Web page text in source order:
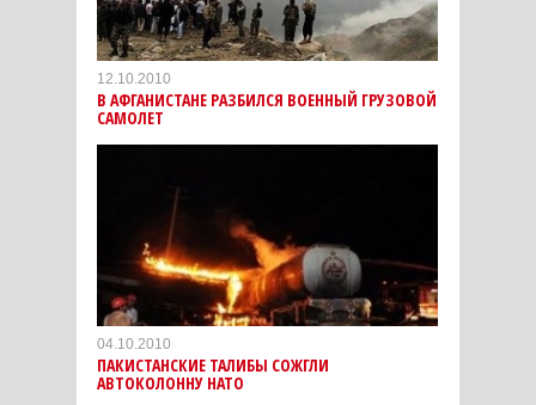
12.10.2010
В АФГАНИСТАНЕ РАЗБИЛСЯ ВОЕННЫЙ ГРУЗОВОЙ
САМОЛЕТ
04.10.2010
ПАКИСТАНСКИЕ ТАЛИБЫ СОЖГЛИ
АВТОКОЛОННУ НАТО